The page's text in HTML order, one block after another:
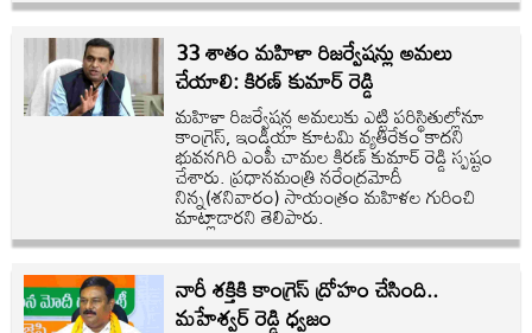
33 శాతం మహిళా రిజర్వేషన్లు అమలు
చేయాలి: కిరణ్ కుమార్ రెడ్డి
మహిళా రిజర్వేషన్ల అమలుకు ఎట్టి పరిస్థితుల్లోనూ
కాంగ్రెస్, ఇండియా కూటమి వ్యతిరేకం కాదని
భువనగిరి ఎంపీ చామల కిరణ్ కుమార్ రెడ్డి స్పష్టం
చేశారు. ప్రధానమంత్రి నరేంద్రమోదీ
నిన్న(శనివారం) సాయంత్రం మహిళల గురించి
మాట్లాడారని తెలిపారు.
నారీ శక్తికి కాంగ్రెస్ ద్రోహం చేసింది..
మహేశ్వర్ రెడ్డి ధ్వజం